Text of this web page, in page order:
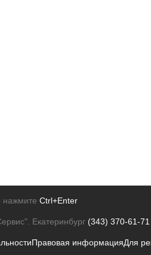
нажмите Ctrl+Enter
Екатеринбург (343) 370-61-71
Правовая информацияДля